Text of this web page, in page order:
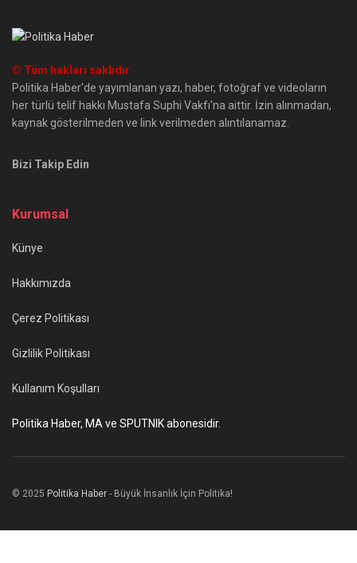
© Tüm hakları saklıdır
Politika Haber'de yayımlanan yazı, haber, fotoğraf ve videoların
her türlü telif hakkı Mustafa Suphi Vakfı'na aittir. İzin alınmadan,
kaynak gösterilmeden ve link verilmeden alıntılanamaz.
Bizi Takip Edin
Kurumsal
Künye
Hakkımızda
Çerez Politikası
Gizlilik Politikası
Kullanım Koşulları
Politika Haber, MA ve SPUTNIK abonesidir.
© 2025 Politika Haber - Büyük İnsanlık İçin Politika!